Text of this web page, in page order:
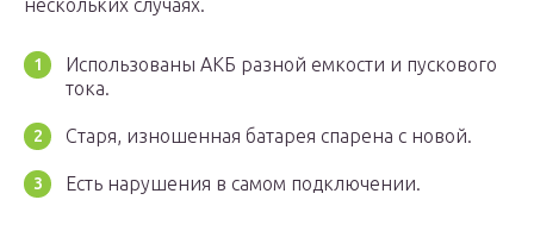
нескольких случаях.
Использованы АКБ разной емкости и пускового
тока.
Старя, изношенная батарея спарена с новой.
Есть нарушения в самом подключении.